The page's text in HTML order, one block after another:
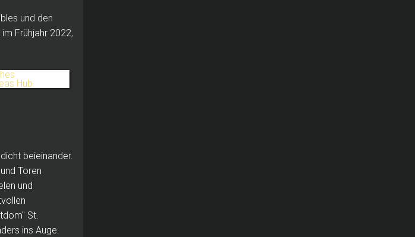
und den
Frühjahr 2022,
beieinander.
Toren
und
St.
ins Auge.